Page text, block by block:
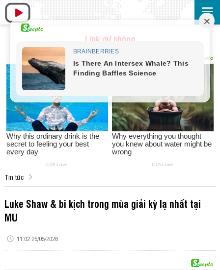
Link dự phòng
Tin tức
Luke Shaw & bi kịch trong mùa giải kỳ lạ nhất tại
MU
11:02 25/05/2026